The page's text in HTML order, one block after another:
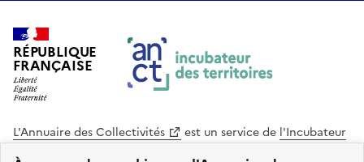
RÉPUBLIQUE
FRANÇAISE
L'Annuaire des Collectivités est un service de l'Incubateur
des Territoires